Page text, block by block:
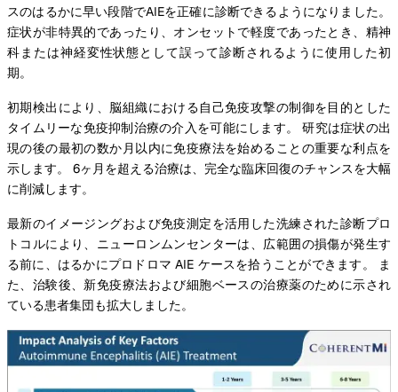
スのはるかに早い段階でAIEを正確に診断できるようになりました。
症状が非特異的であったり、オンセットで軽度であったとき、精神
科または神経変性状態として誤って診断されるように使用した初
期。
初期検出により、脳組織における自己免疫攻撃の制御を目的とした
タイムリーな免疫抑制治療の介入を可能にします。 研究は症状の出
現の後の最初の数か月以内に免疫療法を始めることの重要な利点を
示します。 6ヶ月を超える治療は、完全な臨床回復のチャンスを大幅
に削減します。
最新のイメージングおよび免疫測定を活用した洗練された診断プロ
トコルにより、ニューロンムンセンターは、広範囲の損傷が発生す
る前に、はるかにプロドロマ AIE ケースを拾うことができます。 ま
た、治験後、新免疫療法および細胞ベースの治療薬のために示され
ている患者集団も拡大しました。